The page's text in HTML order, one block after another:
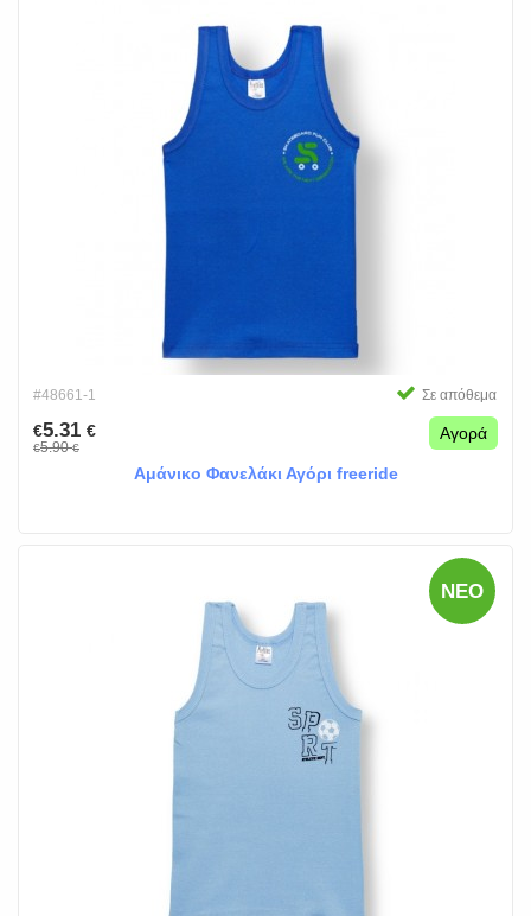
#48661-1 Σε απόθεμα
€5.31 €
€5.90€
Αγορά
Αμάνικο Φανελάκι Αγόρι freeride
ΝΈΟ